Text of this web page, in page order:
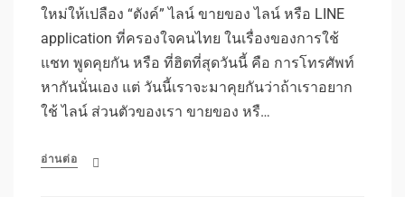
ใหม่ให้เปลือง “ตังค์” ไลน์ ขายของ ไลน์ หรือ LINE
application ที่ครองใจคนไทย ในเรื่องของการใช้
แชท พูดคุยกัน หรือ ที่ฮิตที่สุดวันนี้ คือ การโทรศัพท์
หากันนั่นเอง แต่ วันนี้เราจะมาคุยกันว่าถ้าเราอยาก
ใช้ ไลน์ ส่วนตัวของเรา ขายของ หรื…
อ่านต่อ